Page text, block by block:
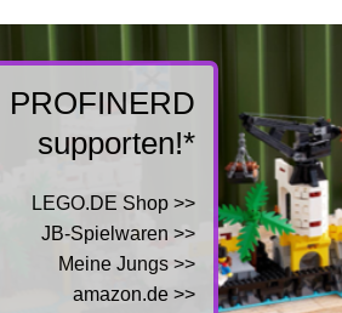
PROFINERD
supporten!*
LEGO.DE Shop >>
JB-Spielwaren >>
Meine Jungs >>
amazon.de >>